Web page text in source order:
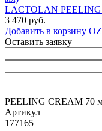
LACTOLAN PEELING
3 470 руб.
Добавить в корзину
Оставить заявку
PEELING CREAM 70
Артикул
177165